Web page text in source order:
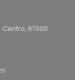
87000